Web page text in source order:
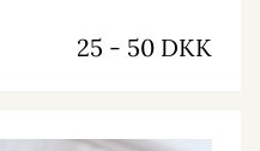
25 - 50 DKK